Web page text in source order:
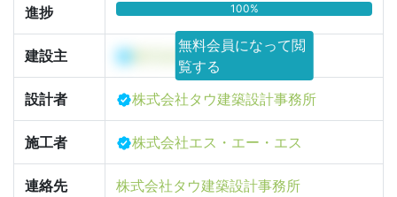
進捗 100%
建設主 株式会社サーボ
無料会員になって閲
覧する
設計者
株式会社タウ建築設計事務所
施工者 株式会社エス・エー・エス
連絡先 株式会社タウ建築設計事務所